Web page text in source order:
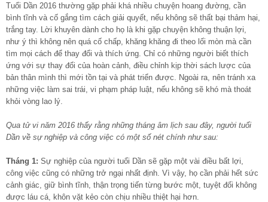
Tuổi Dần 2016 thường gặp phải khá nhiều chuyện hoang đường, cần
bình tĩnh và cố gắng tìm cách giải quyết, nếu không sẽ thất bại thảm hại,
trắng tay. Lời khuyên dành cho họ là khi gặp chuyện không thuận lợi,
như ý thì không nên quá cố chấp, khăng khăng đi theo lối mòn mà cần
tìm mọi cách để thay đổi và thích ứng. Chỉ có những người biết thích
ứng với sự thay đổi của hoàn cảnh, điều chỉnh kịp thời sách lược của
bản thân mình thì mới tồn tại và phát triển được. Ngoài ra, nên tránh xa
những việc làm sai trái, vi phạm pháp luật, nếu không sẽ khó mà thoát
khỏi vòng lao lý.
Qua tử vi năm 2016 thấy rằng những tháng âm lịch sau đây, người tuổi
Dần về sự nghiệp và công việc có một số nét chính như sau:
Tháng 1: Sự nghiệp của người tuổi Dần sẽ gặp một vài điều bất lợi,
công việc cũng có những trở ngại nhất định. Vì vậy, họ cần phải hết sức
cảnh giác, giữ bình tĩnh, thận trọng tiến từng bước một, tuyệt đối không
được láu cá, khôn vặt kẻo còn chịu nhiều thiệt hại hơn.